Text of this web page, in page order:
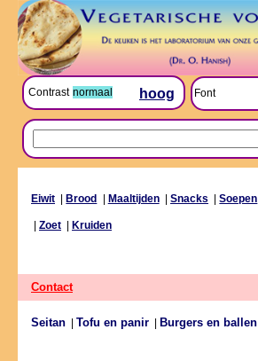
Contrast normaal hoog Font
Eiwit Brood Maaltijden|Snacks |Soepen
Zoet Kruiden
Contact
Seitan Tofu en panir Burgers en ballen